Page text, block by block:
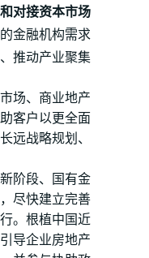
对接资本市场
金融机构需求
推动产业聚集
场、商业地产
客户以更全面
远战略规划、
阶段、国有金
尽快建立完善
。根植中国近
导企业房地产